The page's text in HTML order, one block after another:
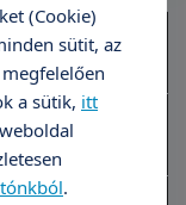
(0-30
140 000
Ft
(Cookie)
sütit, az
a sütik, itt
.